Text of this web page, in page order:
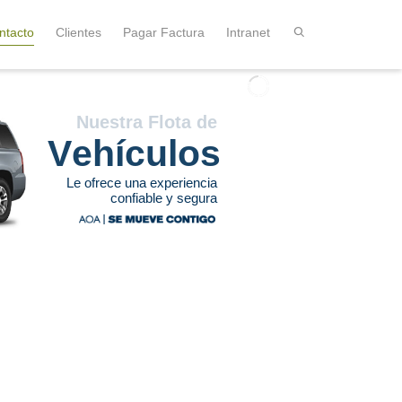
Clientes Pagar Factura Intranet
Vehícu os